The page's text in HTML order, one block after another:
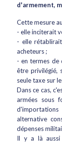
d'armement,
Cette mesure
- elle inciterait
- elle
acheteurs ;
- en termes de
être privilégié,
seule taxe sur
Dans ce cas,
armées sous
alternative
dépenses
Il y a là aussi